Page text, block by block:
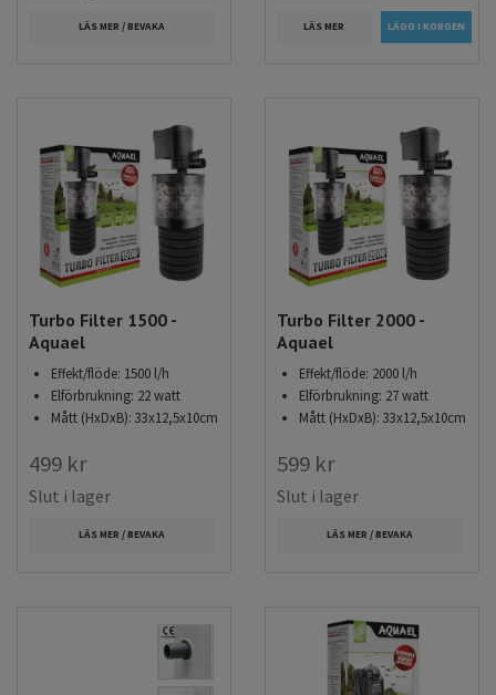
LÄS MER / BEVAKA LÄS MER
Turbo Filter 1500 -
Aquael
Effekt/flöde: 1500 l/h
Elförbrukning: 22 watt
Mått (HxDxB): 33x12,5x10cm
499 kr
Slut i lager
LÄS MER / BEVAKA
Turbo Filter 2000 -
Aquael
Effekt/flöde: 2000 l/h
Elförbrukning: 27 watt
Mått (HxDxB): 33x12,5x10cm
599 kr
Slut i lager
LÄS MER / BEVAKA